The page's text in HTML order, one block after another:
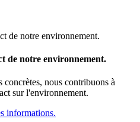
de notre environnement.
concrètes, nous contribuons à
sur l'environnement.
informations.